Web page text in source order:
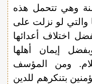
وهي تتحمل هذه
والتي لو نزلت على
اختلاف أعدائها
إيمان أهلها
ومن المؤسف
بتنكرهم للدين